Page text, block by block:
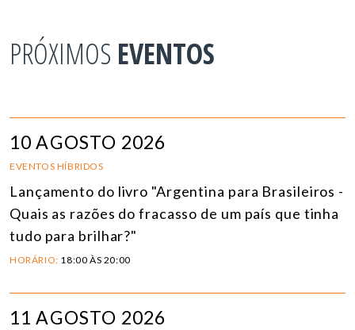
PRÓXIMOS EVENTOS
10 AGOSTO 2026
EVENTOS HÍBRIDOS
Lançamento do livro "Argentina para Brasileiros -
Quais as razões do fracasso de um país que tinha
tudo para brilhar?"
HORÁRIO: 18:00 ÀS 20:00
11 AGOSTO 2026